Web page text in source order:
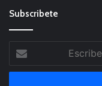
Subscribete
tu
correo